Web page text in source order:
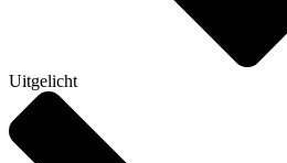
Uitgelicht